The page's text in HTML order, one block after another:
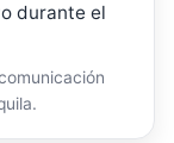
durante el